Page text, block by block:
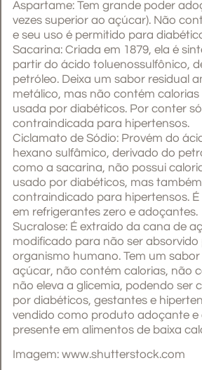
Aspartame: Tem grande poder
vezes superior ao açúcar). Não
e seu uso é permitido para
Sacarina: Criada em 1879, ela é
partir do ácido toluenossulfônico,
petróleo. Deixa um sabor residual
metálico, mas não contém calorias
usada por diabéticos. Por conter
contraindicada para hipertensos.
Ciclamato de Sódio: Provém do
hexano sulfâmico, derivado do
como a sacarina, não possui
usado por diabéticos, mas
contraindicado para hipertensos.
em refrigerantes zero e adoçantes.
Sucralose: É extraído da cana de
modificado para não ser absorvido
organismo humano. Tem um sabor
açúcar, não contém calorias, não
não eleva a glicemia, podendo ser
por diabéticos, gestantes e
vendido como produto adoçante e
presente em alimentos de baixa
Imagem: www.shutterstock.com